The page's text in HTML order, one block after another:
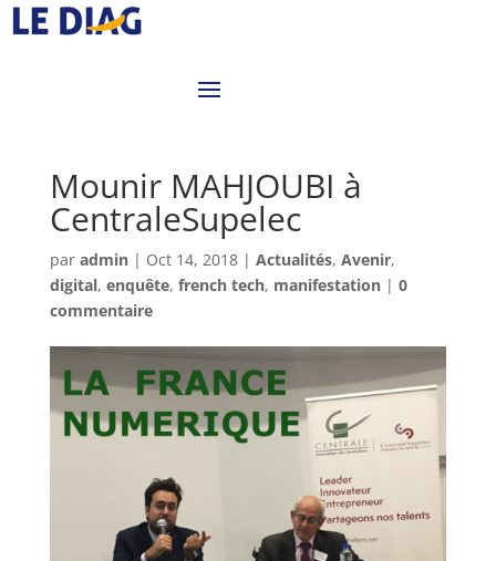
Mounir MAHJOUBI à
CentraleSupelec
par admin| Oct 14, 2018| Actualités, Avenir,
digital, enquête, french tech, manifestation| 0
commentaire